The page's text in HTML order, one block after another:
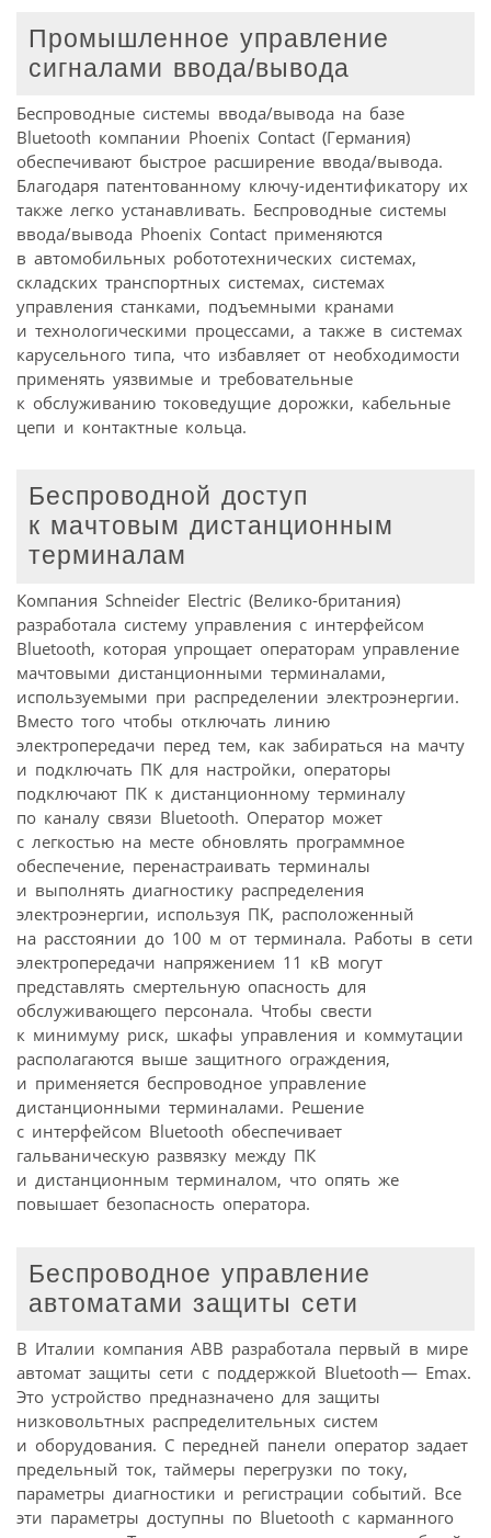
Промышленное управление
сигналами ввода/вывода
Беспроводные системы ввода/вывода на базе
Bluetooth компании Phoenix Contact (Германия)
обеспечивают быстрое расширение ввода/вывода.
Благодаря патентованному ключу-идентификатору их
также легко устанавливать. Беспроводные системы
ввода/вывода Phoenix Contact применяются
в автомобильных робототехнических системах,
складских транспортных системах, системах
управления станками, подъемными кранами
и технологическими процессами, а также в системах
карусельного типа, что избавляет от необходимости
применять уязвимые и требовательные
к обслуживанию токоведущие дорожки, кабельные
цепи и контактные кольца.
Беспроводной доступ
к мачтовым дистанционным
терминалам
Компания Schneider Electric (Велико-британия)
разработала систему управления с интерфейсом
Bluetooth, которая упрощает операторам управление
мачтовыми дистанционными терминалами,
используемыми при распределении электроэнергии.
Вместо того чтобы отключать линию
электропередачи перед тем, как забираться на мачту
и подключать ПК для настройки, операторы
подключают ПК к дистанционному терминалу
по каналу связи Bluetooth. Оператор может
с легкостью на месте обновлять программное
обеспечение, перенастраивать терминалы
и выполнять диагностику распределения
электроэнергии, используя ПК, расположенный
на расстоянии до 100 м от терминала. Работы в сети
электропередачи напряжением 11 кВ могут
представлять смертельную опасность для
обслуживающего персонала. Чтобы свести
к минимуму риск, шкафы управления и коммутации
располагаются выше защитного ограждения,
и применяется беспроводное управление
дистанционными терминалами. Решение
с интерфейсом Bluetooth обеспечивает
гальваническую развязку между ПК
и дистанционным терминалом, что опять же
повышает безопасность оператора.
Беспроводное управление
автоматами защиты сети
В Италии компания ABB разработала первый в мире
автомат защиты сети с поддержкой Bluetooth — Emax.
Это устройство предназначено для защиты
низковольтных распределительных систем
и оборудования. С передней панели оператор задает
предельный ток, таймеры перегрузки по току,
параметры диагностики и регистрации событий. Все
эти параметры доступны по Bluetooth с карманного